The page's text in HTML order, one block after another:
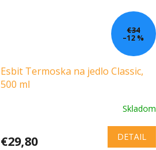
€34
–12 %
Esbit Termoska na jedlo Classic,
500 ml
Skladom
€29,80 DETAIL